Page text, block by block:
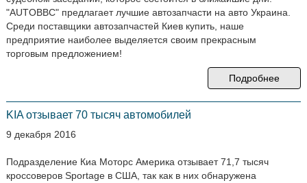
"AUTOBBC" предлагает лучшие автозапчасти на авто Украина.
Среди поставщики автозапчастей Киев купить, наше
предприятие наиболее выделяется своим прекрасным
торговым предложением!
Подробнее
KIA отзывает 70 тысяч автомобилей
9 декабря 2016
Подразделение Киа Моторс Америка отзывает 71,7 тысяч
кроссоверов Sportage в США, так как в них обнаружена